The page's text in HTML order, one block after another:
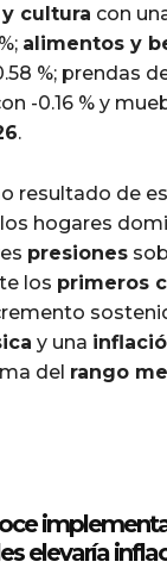
cultura con
alimentos y
%; prendas
-0.16 % y
.
resultado de
hogares
presiones
los primeros
y una
del rango
elevaría